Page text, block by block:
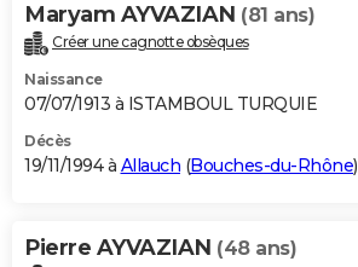
Maryam AYVAZIAN (81 ans)
Créer une cagnotte obsèques
Naissance
07/07/1913 à ISTAMBOUL TURQUIE
Décès
19/11/1994 à Allauch (Bouches-du-Rhône)
Pierre AYVAZIAN (48 ans)